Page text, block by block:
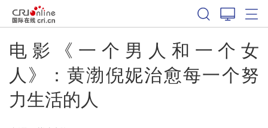
电影《一个男人和一个女
人》：黄渤倪妮治愈每一个努
力生活的人